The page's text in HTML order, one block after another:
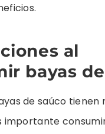
al
bayas
de saúco tienen
importante